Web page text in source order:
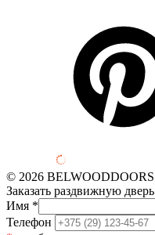
© 2026 BELWOODDOORS
Заказать раздвижную дверь
Имя *
Телефон